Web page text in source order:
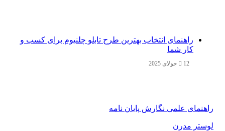
راهنمای انتخاب بهترین طرح تابلو چلنیوم برای کسب و
کار شما
12 جولای 2025
راهنمای علمی نگارش پایان نامه
لوستر مدرن